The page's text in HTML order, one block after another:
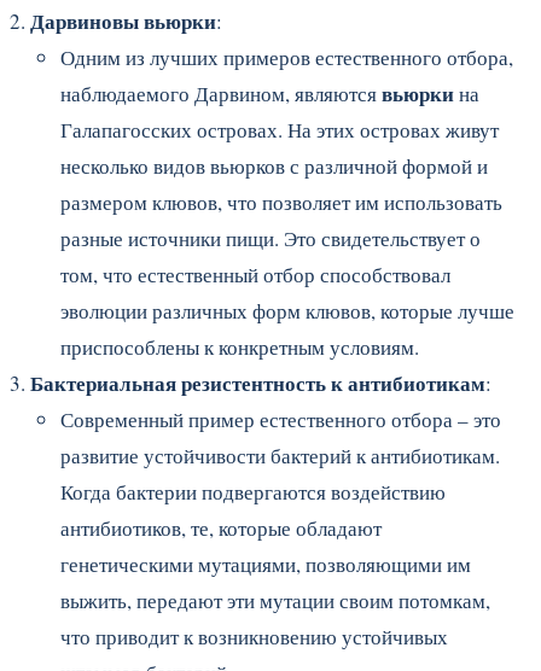
Дарвиновы вьюрки:
Одним из лучших примеров естественного отбора,
наблюдаемого Дарвином, являютсявьюркина
Галапагосских островах. На этих островах живут
несколько видов вьюрков с различной формой и
размером клювов, что позволяет им использовать
разные источники пищи. Это свидетельствует о
том, что естественный отбор способствовал
эволюции различных форм клювов, которые лучше
приспособлены к конкретным условиям.
Бактериальная резистентность к антибиотикам:
Современный пример естественного отбора – это
развитие устойчивости бактерий к антибиотикам.
Когда бактерии подвергаются воздействию
антибиотиков, те, которые обладают
генетическими мутациями, позволяющими им
выжить, передают эти мутации своим потомкам,
что приводит к возникновению устойчивых